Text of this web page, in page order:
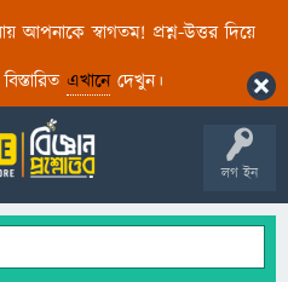
আপনাকে স্বাগতম! প্রশ্ন-উত্তর দিয়ে
এখানেদেখুন।
লগ ইন